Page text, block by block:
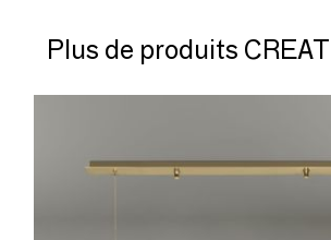
durable pour être utilisée comme lampe
chevet ou comme éclairage décoratif.
Plus de produits